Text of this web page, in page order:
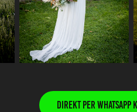
Direkt per WhatsApp